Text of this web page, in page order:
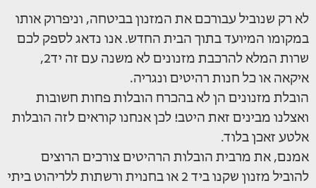
לא רק שנוביל עבורכם את המזנון בביטחה, וניפרוק אותו
במקומו המיועד בתוך הבית החדש. אנו נדאג לספק לכם
שרות המלא להרכבת מזנונים לא משנה עם זה יד2,
איקאה או כל חנות רהיטים ונגריה.
הובלת מזנונים הן לא בהכרח הובלות פחות חשובות
ואצלנו מבינים זאת היטב! לכן אנחנו קוראים לזה הובלות
אלטע זאכן בלוד.
אמנם, את מרבית הובלות הרהיטים צורכים הרוצים
להוביל מזנון שקנו ביד 2 או בחנוית ורשתות ללריהוט ביתי